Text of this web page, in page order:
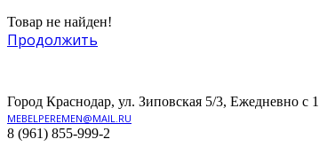
Товар не найден!
Продолжить
Город Краснодар, ул. Зиповская 5/3, Ежедневно с
MEBELPEREMEN@MAIL.RU
8 (961) 855-999-2